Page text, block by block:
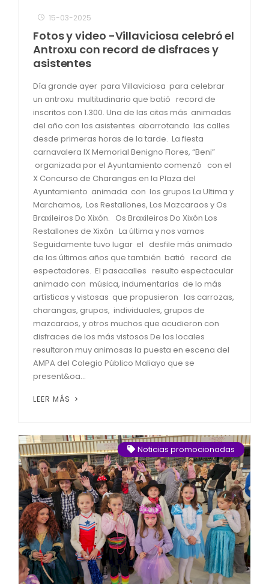
15-03-2025
Fotos y video -Villaviciosa celebró el
Antroxu con record de disfraces y
asistentes
Día grande ayer para Villaviciosa para celebrar
un antroxu multitudinario que batió record de
inscritos con 1.300. Una de las citas más animadas
del año con los asistentes abarrotando las calles
desde primeras horas de la tarde. La fiesta
carnavalera IX Memorial Benigno Flores, “Beni”
organizada por el Ayuntamiento comenzó con el
X Concurso de Charangas en la Plaza del
Ayuntamiento animada con los grupos La Ultima y
Marchamos, Los Restallones, Los Mazcaraos y Os
Braxileiros Do Xixón. Os Braxileiros Do Xixón Los
Restallones de Xixón La última y nos vamos
Seguidamente tuvo lugar el desfile más animado
de los últimos años que también batió record de
espectadores. El pasacalles resulto espectacular
animado con música, indumentarias de lo más
artísticas y vistosas que propusieron las carrozas,
charangas, grupos, individuales, grupos de
mazcaraos, y otros muchos que acudieron con
disfraces de los más vistosos De los locales
resultaron muy animosas la puesta en escena del
AMPA del Colegio Público Maliayo que se
present&oa...
LEER MÁS
Noticias promocionadas